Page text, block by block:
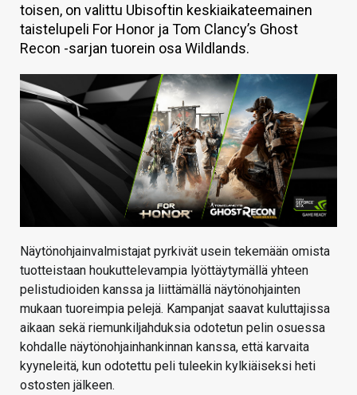
HINTA.FI
KAUPPA
VAIHDA TEEMA
HAKU
toisen, on valittu Ubisoftin keskiaikateemainen
taistelupeli For Honor ja Tom Clancy’s Ghost
Recon -sarjan tuorein osa Wildlands.
Näytönohjainvalmistajat pyrkivät usein tekemään omista
tuotteistaan houkuttelevampia lyöttäytymällä yhteen
pelistudioiden kanssa ja liittämällä näytönohjainten
mukaan tuoreimpia pelejä. Kampanjat saavat kuluttajissa
aikaan sekä riemunkiljahduksia odotetun pelin osuessa
kohdalle näytönohjainhankinnan kanssa, että karvaita
kyyneleitä, kun odotettu peli tuleekin kylkiäiseksi heti
ostosten jälkeen.